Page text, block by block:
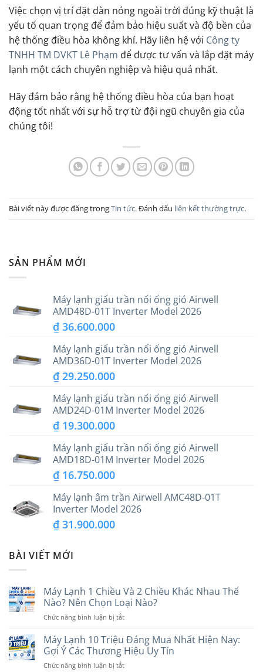
Việc chọn vị trí đặt dàn nóng ngoài trời đúng kỹ thuật là
yếu tố quan trọng để đảm bảo hiệu suất và độ bền của
hệ thống điều hòa không khí. Hãy liên hệ với Công ty
TNHH TM DVKT Lê Phạm để được tư vấn và lắp đặt máy
lạnh một cách chuyên nghiệp và hiệu quả nhất.
Hãy đảm bảo rằng hệ thống điều hòa của bạn hoạt
động tốt nhất với sự hỗ trợ từ đội ngũ chuyên gia của
chúng tôi!
Bài viết này được đăng trongTin tức. Đánh dấu liên kết thường trực.
SẢN PHẨM MỚI
Máy lạnh giấu trần nối ống gió Airwell
AMD48D-01T Inverter Model 2026
₫ 36.600.000
Máy lạnh giấu trần nối ống gió Airwell
AMD36D-01T Inverter Model 2026
₫ 29.250.000
Máy lạnh giấu trần nối ống gió Airwell
AMD24D-01M Inverter Model 2026
₫ 19.300.000
Máy lạnh giấu trần nối ống gió Airwell
AMD18D-01M Inverter Model 2026
₫ 16.750.000
Máy lạnh âm trần Airwell AMC48D-01T
Inverter Model 2026
₫ 31.900.000
BÀI VIẾT MỚI
Máy Lạnh 1 Chiều Và 2 Chiều Khác Nhau Thế
Nào? Nên Chọn Loại Nào?
Chức năng bình luận bị tắtở
Lạnh
1
Chiều
Và
Máy Lạnh 10 Triệu Đáng Mua Nhất Hiện Nay:
Gợi Ý Các Thương Hiệu Uy Tín
Chức năng bình luận bị tắtở